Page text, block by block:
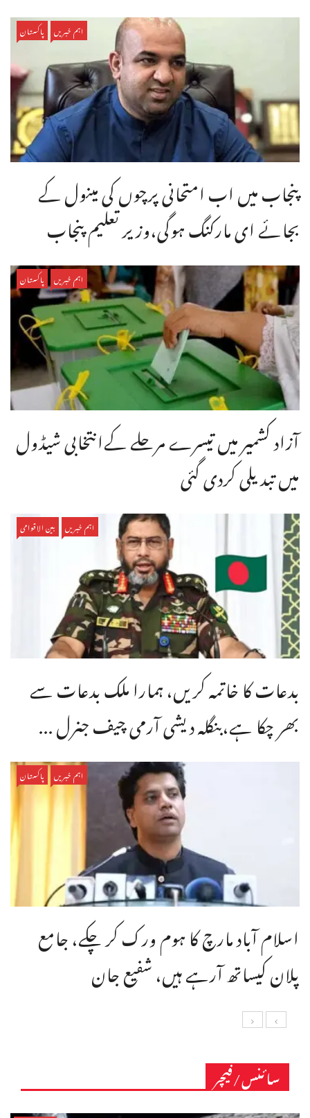
اہم خبریں پاکستان
پنجاب میں اب امتحانی پرچوں کی مینول کے
بجائے ای مارکنگ ہوگی،وزیر تعلیم پنجاب
اہم خبریں پاکستان
آزاد کشمیر میں تیسرے مرحلے کےانتخابی شیڈول
میں تبدیلی کردی گئی
اہم خبریں بین الاقوامی
بدعات کا خاتمہ کریں، ہمارا ملک بدعات سے
بھر چکا ہے،بنگله دیشی آرمی چیف جنرل ...
اہم خبریں پاکستان
اسلام آباد مارچ کا ہوم ورک کر چکے، جامع
پلان کیساتھ آرہے ہیں، شفیع جان
سائنس/فیچر